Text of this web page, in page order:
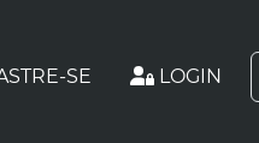
SE LOGIN